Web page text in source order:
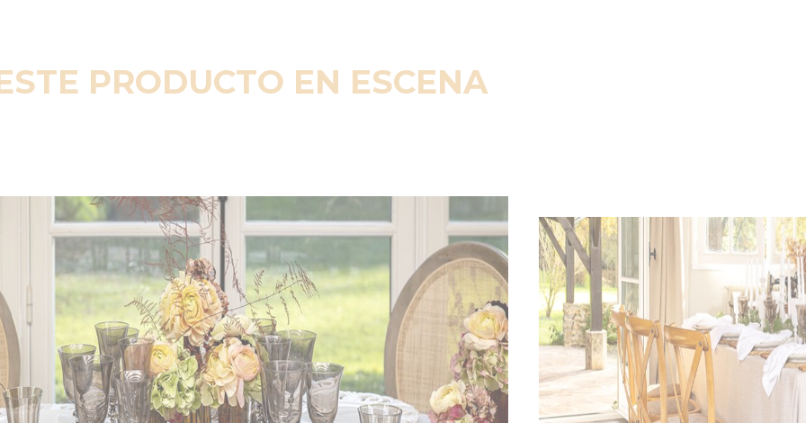
PRODUCTO EN ESCENA